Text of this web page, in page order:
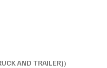
AND TRAILER))